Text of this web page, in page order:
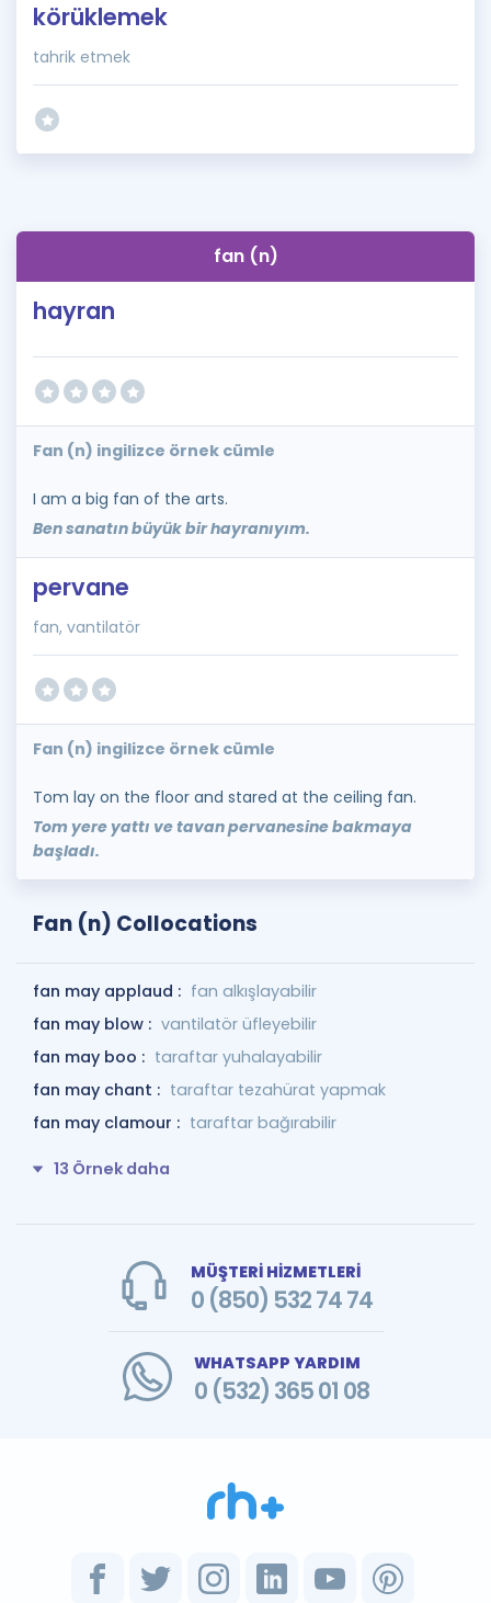
körüklemek
tahrik etmek
fan (n)
hayran
Fan (n) ingilizce örnek cümle
I am a big fan of the arts.
Ben sanatın büyük bir hayranıyım.
pervane
fan, vantilatör
Fan (n) ingilizce örnek cümle
Tom lay on the floor and stared at the ceiling fan.
Tom yere yattı ve tavan pervanesine bakmaya
başladı.
Fan (n) Collocations
fan may applaud : fan alkışlayabilir
fan may blow : vantilatör üfleyebilir
fan may boo : taraftar yuhalayabilir
fan may chant : taraftar tezahürat yapmak
fan may clamour : taraftar bağırabilir
13 Örnek daha
MÜŞTERİ HİZMETLERİ
0 (850) 532 74 74
WHATSAPP YARDIM
0 (532) 365 01 08